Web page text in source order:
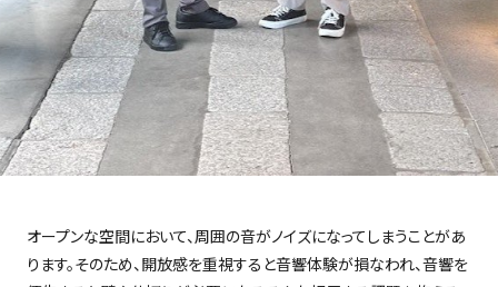
オープンな空間において、周囲の音がノイズになってしまうことがあ
ります。そのため、開放感を重視すると音響体験が損なわれ、音響を